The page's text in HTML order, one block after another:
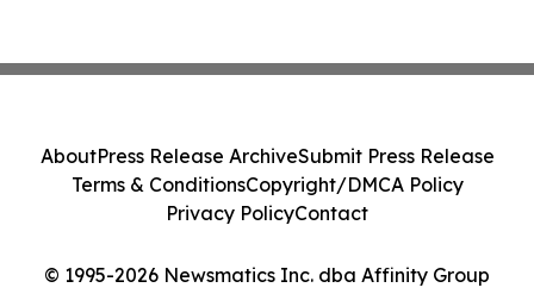
© 1995-2026 Newsmatics Inc. dba Affinity Group
AboutPress Release ArchiveSubmit Press Release
Terms & ConditionsCopyright/DMCA Policy
Privacy PolicyContact